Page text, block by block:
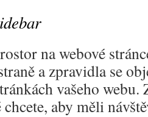
na webové
a zpravidla se
vašeho webu.
aby měli